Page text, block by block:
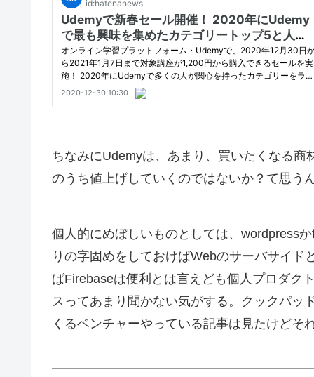
ちなみにUdemyは、あまり、買いたくなる
のうち値上げしていくのではないか？て思う
個人的にめぼしいものとしては、wordpress
りの字固めをしておけばWebのサーバサイド
ばFirebaseは便利とは言えども個人プロダク
スってあまり聞かない気がする。クックパッ
くるベンチャーやっている記事は見たけどそ